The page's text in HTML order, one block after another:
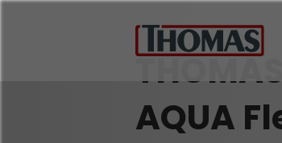
THOMAS
AQUA